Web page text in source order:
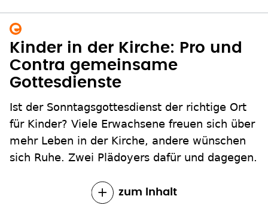
Kinder in der Kirche: Pro und
Contra gemeinsame
Gottesdienste
Ist der Sonntagsgottesdienst der richtige Ort
für Kinder? Viele Erwachsene freuen sich über
mehr Leben in der Kirche, andere wünschen
sich Ruhe. Zwei Plädoyers dafür und dagegen.
zum Inhalt